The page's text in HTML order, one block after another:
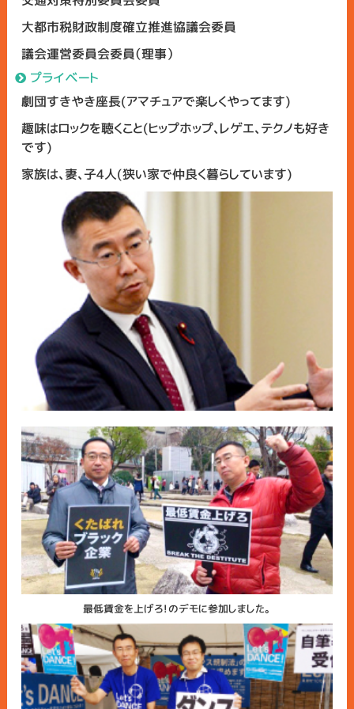
大都市税財政制度確立推進協議会委員
議会運営委員会委員（理事）
プライベート
劇団すきやき座長(アマチュアで楽しくやってます)
趣味はロックを聴くこと(ヒップホップ、レゲエ、テクノも好き
です)
家族は、妻、子4人(狭い家で仲良く暮らしています)
最低賃金を上げろ！のデモに参加しました。